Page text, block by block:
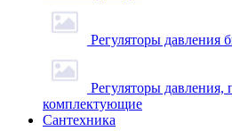
Регуляторы давления
Регуляторы давления,
комплектующие
Сантехника